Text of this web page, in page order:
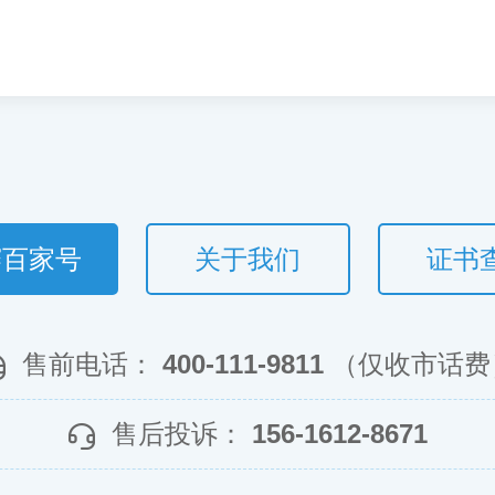
家号 关于我们 证书
售前电话： 400-111-9811 （仅收市话
售后投诉： 156-1612-8671